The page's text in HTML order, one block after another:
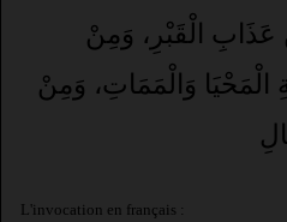
عَذَابِ الْقَبْرِ، وَمِنْ
وَالْمَمَاتِ، وَمِنْ
L'invocation en français :